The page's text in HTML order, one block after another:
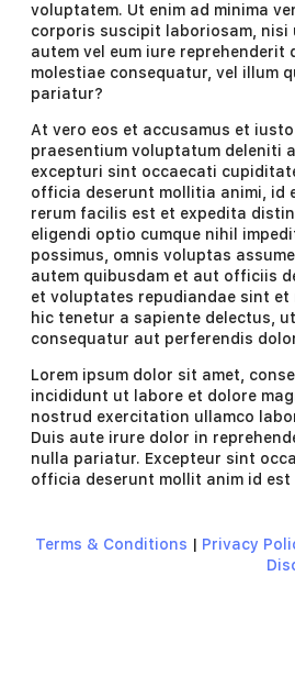
voluptatem. Ut enim ad minima
corporis suscipit laboriosam, nisi
autem vel eum iure
molestiae consequatur, vel illum
pariatur?
At vero eos et accusamus et
praesentium voluptatum deleniti
excepturi sint occaecati
officia deserunt mollitia animi, id
rerum facilis est et expedita
eligendi optio cumque nihil
possimus, omnis voluptas
autem quibusdam et aut officiis
et voluptates repudiandae sint et
hic tenetur a sapiente delectus,
consequatur aut perferendis
Lorem ipsum dolor sit amet,
incididunt ut labore et dolore
nostrud exercitation ullamco
Duis aute irure dolor in
nulla pariatur. Excepteur sint
officia deserunt mollit anim id est
Terms & Conditions | Privacy